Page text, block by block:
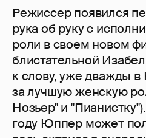
Режиссер появился
рука об руку с
роли в своем новом
блистательной
к слову, уже дважды в
за лучшую женскую
Нозьер" и
году Юппер может